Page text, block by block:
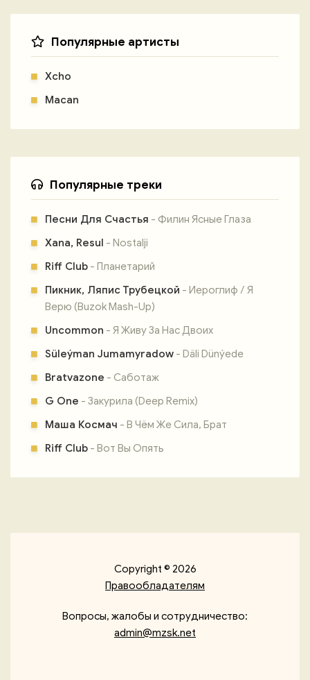
Популярные артисты
Xcho
Macan
Популярные треки
Песни Для Счастья - Филин Ясные Глаза
Xana, Resul - Nostalji
Riff Club - Планетарий
Пикник, Ляпис Трубецкой - Иероглиф / Я
Верю (Buzok Mash-Up)
Uncommon - Я Живу За Нас Двоих
Süleýman Jumamyradow - Däli Dünýede
Bratvazone - Саботаж
G One - Закурила (Deep Remix)
Маша Космач - В Чём Же Сила, Брат
Riff Club - Вот Вы Опять
Copyright © 2026
Правообладателям
Вопросы, жалобы и сотрудничество:
admin@mzsk.net